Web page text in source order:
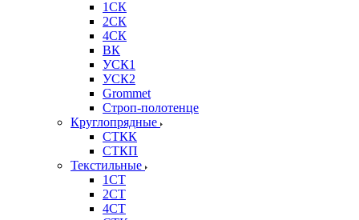
1СК
2СК
4СК
ВК
УСК1
УСК2
Grommet
Строп-полотенце
Круглопрядные
СТКК
СТКП
Текстильные
1СТ
2СТ
4СТ